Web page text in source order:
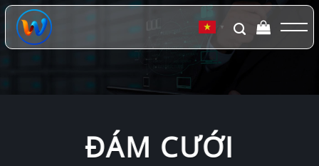
Chuyển
đến
dung
▼
ĐÁM CƯỚI